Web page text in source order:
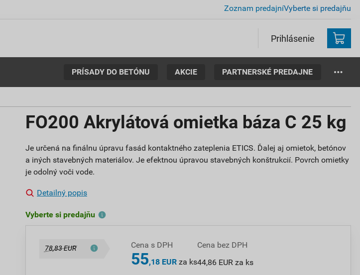
Zoznam predajníVyberte si predajňu
Prihlásenie
PRÍSADY DO BETÓNU AKCIE PARTNERSKÉ PREDAJNE
FO200 Akrylátová omietka báza C 25 kg
Je určená na finálnu úpravu fasád kontaktného zateplenia ETICS. Ďalej aj omietok, betónov
a iných stavebných materiálov. Je efektnou úpravou stavebných konštrukcií. Povrch omietky
je odolný voči vode.
Detailný popis
Vyberte si predajňu
78,83 EUR Cena s DPH
55,18 EUR za ks
Cena bez DPH
44,86 EUR za ks